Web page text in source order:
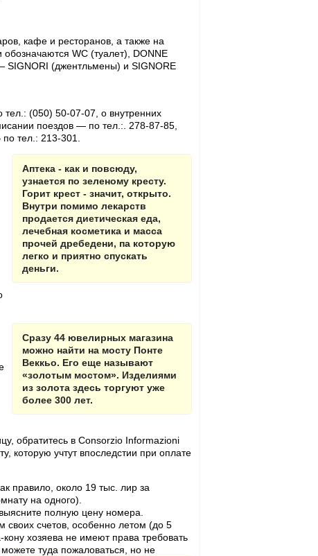
кафе и ресторанов, а также на
WC (туалет), DONNE
(джентльмены) и SIGNORE
(050) 50-07-07, о внутренних
поездов — по тел.:. 278-87-85,
тел.: 213-301.
Аптека - как и повсюду,
узнается по зеленому кресту.
Горит крест - значит, открыто.
Внутри по­мимо лекарств
продается диетиче­ская еда,
лечебная косметика и мас­са
прочей дребедени, па которую
легко и приятно спускать
деньги.
Сразу 44 ювелирных магазина
можно найти на мосту Понте
Веккьо. Его еще называют
«золотым мостом». Изделиями
из золота здесь торгуют уже
более 300 лет.
обратитесь в Consorzio Informazioni
которую учтут впоследстии при оплате
правило, около 19 тыс. лир за
на одного).
полную цену номера.
своих счетов, особенно летом (до 5
хозяева не имеют права требовать
туда пожаловаться, но не